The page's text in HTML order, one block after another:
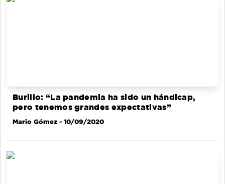
Burillo: “La pandemia ha sido un hándicap,
pero tenemos grandes expectativas”
Mario Gómez - 10/09/2020